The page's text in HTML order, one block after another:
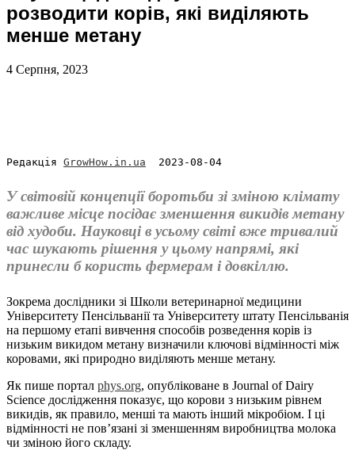
розводити корів, які виділяють
менше метану
4 Серпня, 2023
Редакція GrowHow.in.ua 2023-08-04
У світовій концепції боротьби зі зміною клімату
важливе місце посідає зменшення викидів метану
від худоби. Науковці в усьому світі вже тривалий
час шукають рішення у цьому напрямі, які
принесли б користь фермерам і довкіллю.
Зокрема дослідники зі Школи ветеринарної медицини
Університету Пенсільванії та Університету штату Пенсільванія
на першому етапі вивчення способів розведення корів із
низьким викидом метану визначили ключові відмінності між
коровами, які природно виділяють менше метану.
Як пише портал phys.org, опубліковане в Journal of Dairy
Science дослідження показує, що корови з низьким рівнем
викидів, як правило, менші та мають інший мікробіом. І ці
відмінності не пов’язані зі зменшенням виробництва молока
чи зміною його складу.